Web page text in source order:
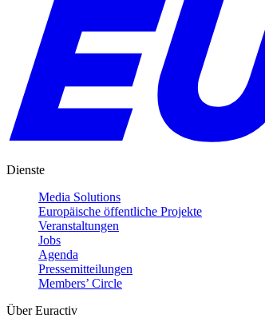
Dienste
Media Solutions
Europäische öffentliche Projekte
Veranstaltungen
Jobs
Agenda
Pressemitteilungen
Members’ Circle
Über Euractiv